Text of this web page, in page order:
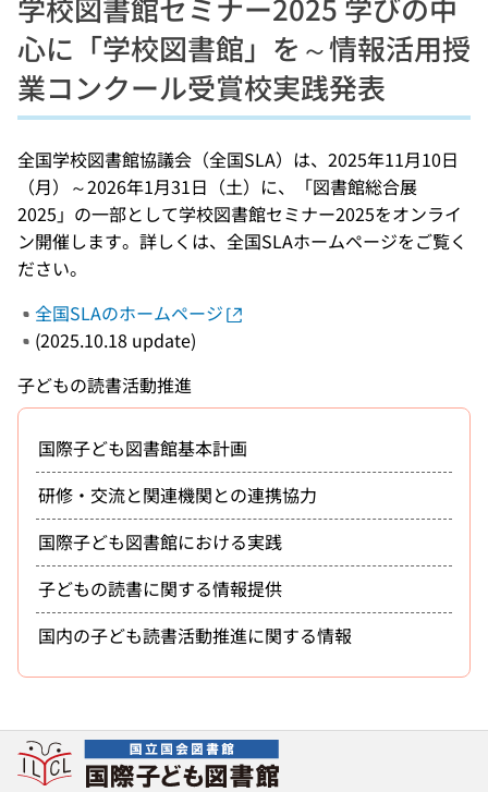
心に「学校図書館」を～情報活用授
業コンクール受賞校実践発表
全国学校図書館協議会（全国SLA）は、2025年11月10日
（月）～2026年1月31日（土）に、「図書館総合展
2025」の一部として学校図書館セミナー2025をオンライ
ン開催します。詳しくは、全国SLAホームページをご覧く
ださい。
全国SLAのホームページ
(2025.10.18 update)
子どもの読書活動推進
国際子ども図書館基本計画
研修・交流と関連機関との連携協力
国際子ども図書館における実践
子どもの読書に関する情報提供
国内の子ども読書活動推進に関する情報